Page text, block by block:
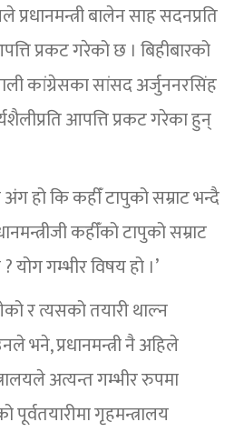
प्रधानमन्त्री बालेन साह सदनप्रति
प्रकट गरेको छ । बिहीबारको
कांग्रेसका सांसद अर्जुननरसिंह
आपत्ति प्रकट गरेका हुन्
हो कि कहीँ टापुको सम्राट भन्दै
कहीँको टापुको सम्राट
गम्भीर विषय हो ।’
र त्यसको तयारी थाल्न
भने, प्रधानमन्त्री नै अहिले
अत्यन्त गम्भीर रुपमा
पूर्वतयारीमा गृहमन्त्रालय